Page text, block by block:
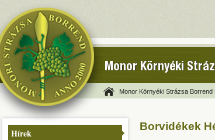
Monor Környéki
Monor Környéki Strázsa Borrend
Hírek
Borvidékek